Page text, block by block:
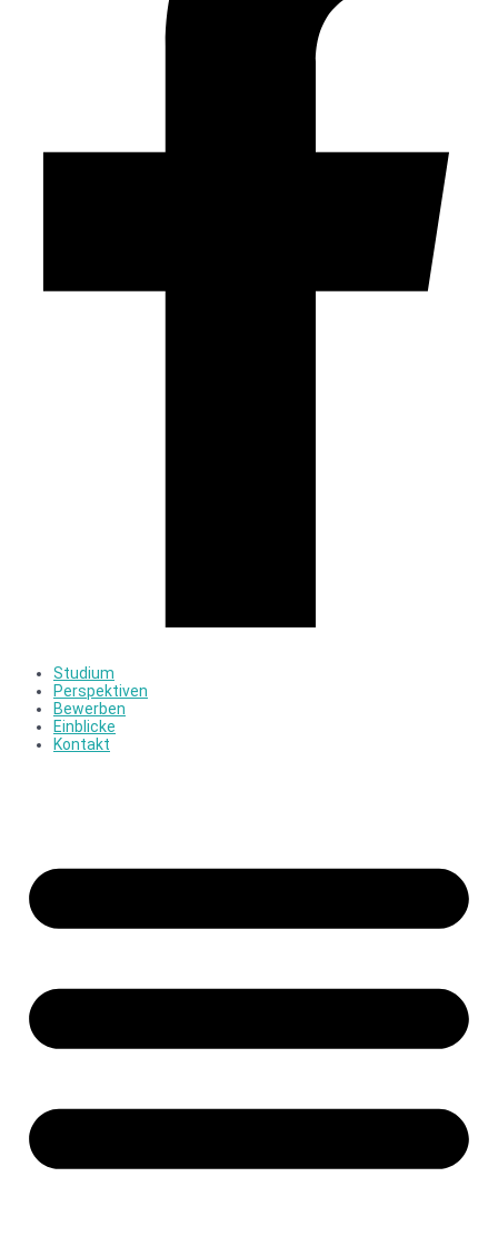
Studium
Perspektiven
Bewerben
Einblicke
Kontakt